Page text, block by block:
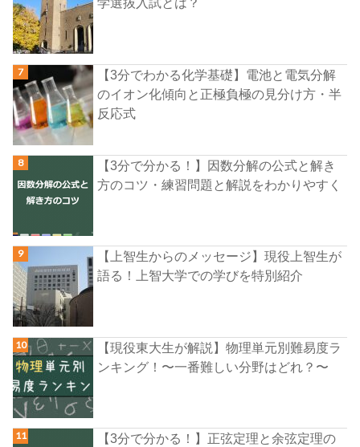
【3分でわかる化学基礎】電池と電気分解
のイオン化傾向と正極負極の見分け方・半
反応式
【3分で分かる！】因数分解の公式と解き
方のコツ・練習問題と解説をわかりやすく
【上智生からのメッセージ】現役上智生が
語る！上智大学での学びを特別紹介
【現役東大生が解説】物理単元別難易度ラ
ンキング！〜一番難しい分野はどれ？〜
【3分で分かる！】正弦定理と余弦定理の